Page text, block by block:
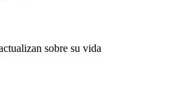
sobre su vida